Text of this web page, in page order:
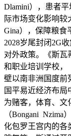
Dlamini），患者
际市场变化影响较
Gina），保障粮食
2028岁尾封闭2G
对外政策。《斯瓦
和职业培训学校
壁以南非洲国度前
国平易近经济布局
为赌客，体育、文
（Bongani Nzima
化包罗王宫内的各